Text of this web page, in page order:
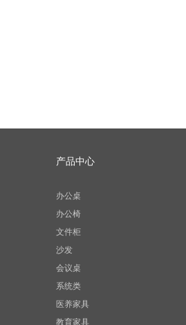
产品中心
办公桌
办公椅
文件柜
沙发
会议桌
系统类
医养家具
教育家具